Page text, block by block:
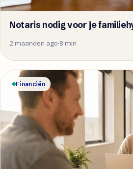
Notaris nodig voor je
2 maanden ago 8 min
Financiën